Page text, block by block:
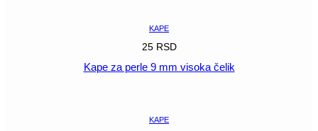
KAPE
25 RSD
Kape za perle 9 mm visoka čelik
KAPE